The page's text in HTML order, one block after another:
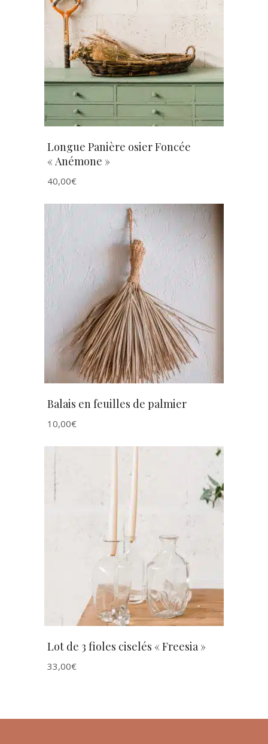
AJOUTER AU PANIER
Longue Panière osier Foncée
« Anémone »
40,00€
AJOUTER AU PANIER
Balais en feuilles de palmier
10,00€
AJOUTER AU PANIER
Lot de 3 fioles ciselés « Freesia »
33,00€